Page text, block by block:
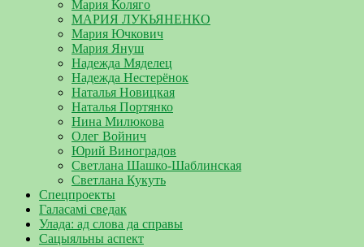
Мария Коляго
МАРИЯ ЛУКЬЯНЕНКО
Мария Ючкович
Мария Януш
Надежда Мяделец
Надежда Нестерёнок
Наталья Новицкая
Наталья Портянко
Нина Милюкова
Олег Войнич
Юрий Виноградов
Светлана Шашко-Шаблинская
Светлана Кукуть
Спецпроекты
Галасамі сведак
Улада: ад слова да справы
Сацыяльны аспект